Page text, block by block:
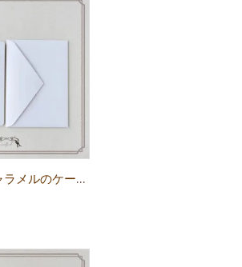
『洋梨とキャラメルのケーキ』グリーティングカード